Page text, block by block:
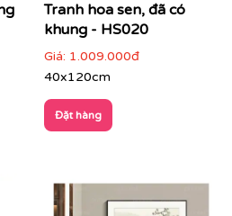
Tranh hoa sen, đã có
khung - HS020
Giá: 1.009.000đ
40x120cm
Đặt hàng